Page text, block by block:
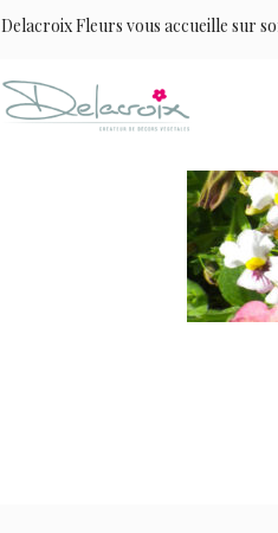
Delacroix Fleurs vous accueille sur